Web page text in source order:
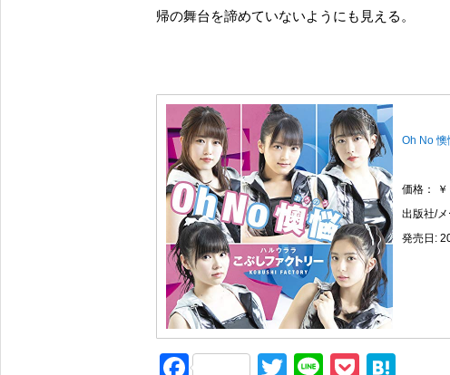
帰の舞台を諦めていないようにも見える。
Oh No
価格：
出版社/
発売日:
F
T
Li
P